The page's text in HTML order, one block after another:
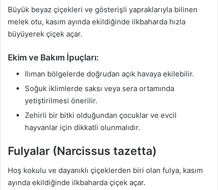
Büyük beyaz çiçekleri ve gösterişli yapraklarıyla bilinen
melek otu, kasım ayında ekildiğinde ilkbaharda hızla
büyüyerek çiçek açar.
Ekim ve Bakım İpuçları:
Ilıman bölgelerde doğrudan açık havaya ekilebilir.
Soğuk iklimlerde saksı veya sera ortamında
yetiştirilmesi önerilir.
Zehirli bir bitki olduğundan çocuklar ve evcil
hayvanlar için dikkatli olunmalıdır.
Fulyalar (Narcissus tazetta)
Hoş kokulu ve dayanıklı çiçeklerden biri olan fulya, kasım
ayında ekildiğinde ilkbaharda çiçek açar.